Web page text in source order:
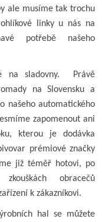
ale musíme tak trochu
linky u nás na
potřebě našeho
na sladovny. Právě
na Slovensku a
našeho automatického
zapomenout ani
kterou je dodávka
prémiové značky
již téměř hotovi, po
zkouškách obracečů
k zákazníkovi.
hal se můžete